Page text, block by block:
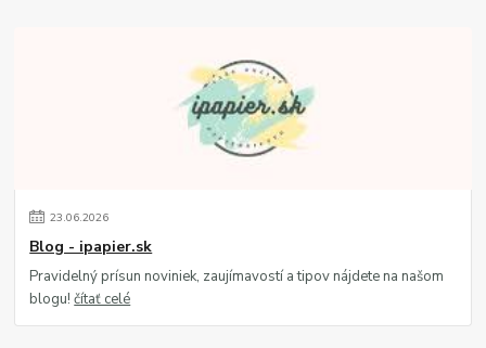
23.06.2026
Blog - ipapier.sk
Pravidelný prísun noviniek, zaujímavostí a tipov nájdete na našom
blogu!čítať celé